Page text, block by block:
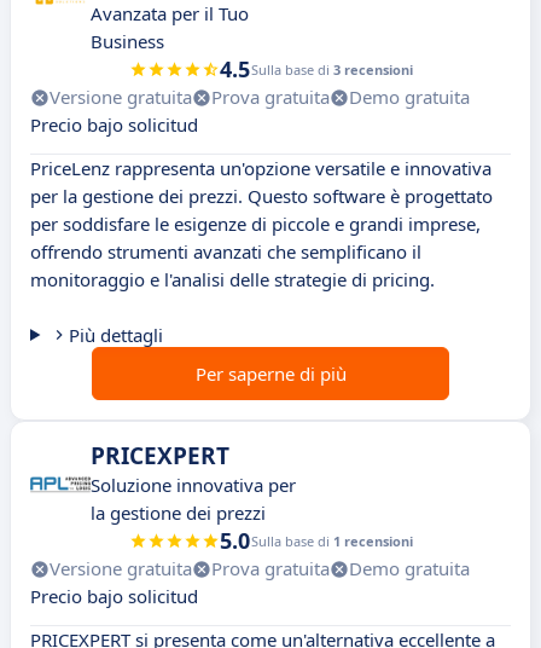
Avanzata per il Tuo
Business
4.5Sulla base di 3 recensioni
Versione gratuita Prova gratuita
Demo gratuita
Precio bajo solicitud
PriceLenz rappresenta un'opzione versatile e innovativa
per la gestione dei prezzi. Questo software è progettato
per soddisfare le esigenze di piccole e grandi imprese,
offrendo strumenti avanzati che semplificano il
monitoraggio e l'analisi delle strategie di pricing.
Più dettagli
Per saperne di più
PRICEXPERT
Soluzione innovativa per
la gestione dei prezzi
5.0Sulla base di 1 recensioni
Versione gratuita Prova gratuita
Demo gratuita
Precio bajo solicitud
PRICEXPERT si presenta come un'alternativa eccellente a